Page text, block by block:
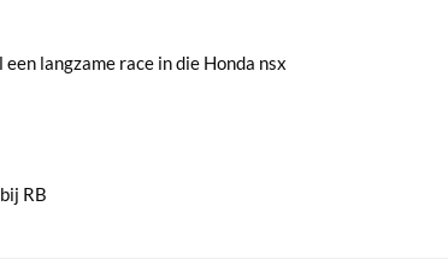
langzame race in die Honda nsx
RB